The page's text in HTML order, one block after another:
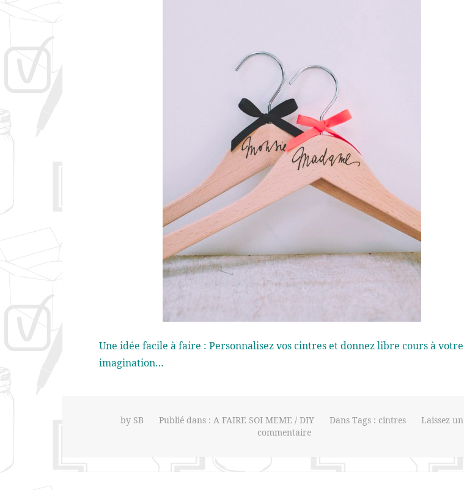
Une idée facile à faire : Personnalisez vos cintres et donnez libre cours à votre
imagination…
by SB Publié dans : A FAIRE SOI MEME / DIY Dans Tags : cintres
Laissez un
commentaire